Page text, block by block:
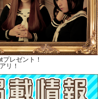
レゼント！
リ！